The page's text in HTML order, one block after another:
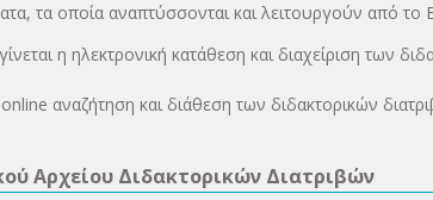
τα οποία αναπτύσσονται και λειτουργούν από το
η ηλεκτρονική κατάθεση και διαχείριση των
αναζήτηση και διάθεση των διδακτορικών
Αρχείου Διδακτορικών Διατριβών